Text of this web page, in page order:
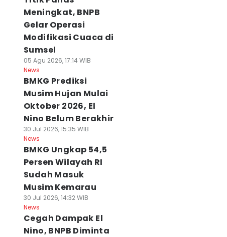
Meningkat, BNPB
Gelar Operasi
Modifikasi Cuaca di
Sumsel
05 Agu 2026, 17:14 WIB
News
BMKG Prediksi
Musim Hujan Mulai
Oktober 2026, El
Nino Belum Berakhir
30 Jul 2026, 15:35 WIB
News
BMKG Ungkap 54,5
Persen Wilayah RI
Sudah Masuk
Musim Kemarau
30 Jul 2026, 14:32 WIB
News
Cegah Dampak El
Nino, BNPB Diminta